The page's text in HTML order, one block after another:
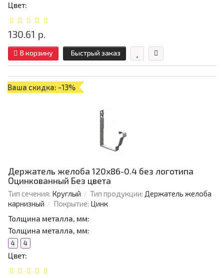
Цвет:
130.61 р.
В корзину Быстрый заказ
Ваша скидка: -13%
Держатель желоба 120х86-0.4 без логотипа
Оцинкованный Без цвета
Тип сечения: Круглый Тип продукции: Держатель желоба
карнизный
Покрытие: Цинк
Толщина металла, мм:
Толщина металла, мм:
4 4
Цвет: